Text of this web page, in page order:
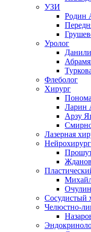
УЗИ
Родин
Уролог
Флеболог
Хирург
Ларин
Арзу
Лазерная
Нейрохирург
Сосудистый
Челюстно-